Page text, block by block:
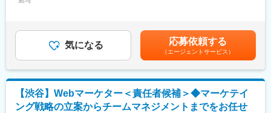
そのため、「来院率」や「契約率」、売上といった事業の根幹デ
ータまで把握したマーケティングが可能です。
そのデータを武器に、事業収益に直結する本質的な分析・施策を
立案し、自分の運用でクリニックのリードが増え、契約数が伸
び、売上が上がっていくという手触り感を感じられる業務です。
変更の範囲：会社の定める業務
グのご経験も積むことが可能です。
矯正器具の製造・販売を行っています。
キレイライン矯正は、美容クリニックや大手脱毛クリニックの立
ち上げを行った医師でもある当社CEOと、業界で名前の知られる
金はあくまでも目安の金額であり、選考を通じて上下する可能性
があります。月給(月額)は固定手当を含めた表記です。
気になる 応募依頼する
（エージェントサービス）
【渋谷】Webマーケター＜責任者候補＞◆マーケテイ
ング戦略の立案からチームマネジメントまでをお任せ